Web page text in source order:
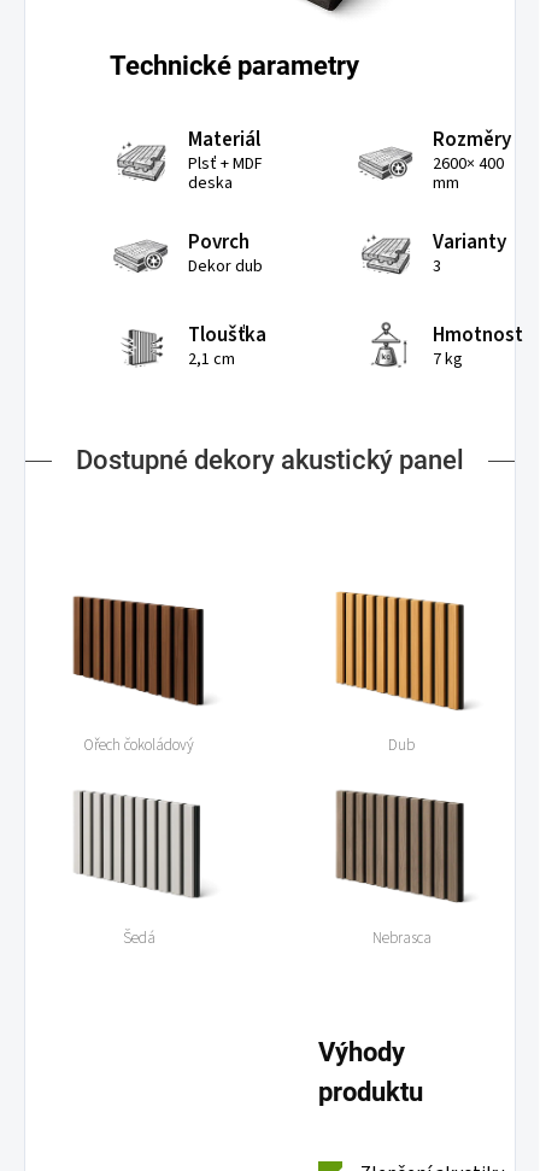
Technické parametry
Materiál
Plsť + MDF
deska
Rozměry
2600× 400
mm
Povrch
Dekor dub
Varianty
3
Tloušťka
2,1 cm
Hmotnost
7 kg
Dostupné dekory akustický panel
Ořech čokoládový Dub
Šedá Nebrasca
Výhody
produktu